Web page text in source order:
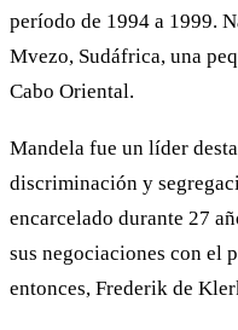
período de 1994 a 1999.
Mvezo, Sudáfrica, una
Cabo Oriental.
Mandela fue un líder
discriminación y
encarcelado durante 27
sus negociaciones con el
entonces, Frederik de